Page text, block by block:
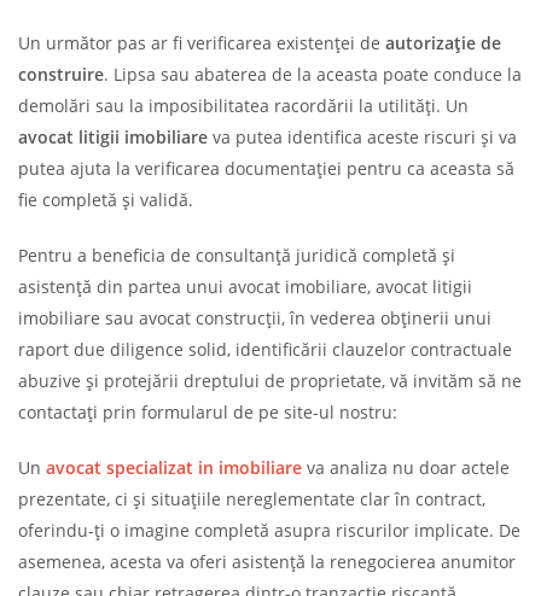
Un următor pas ar fi verificarea existenței de autorizație de
construire. Lipsa sau abaterea de la aceasta poate conduce la
demolări sau la imposibilitatea racordării la utilități. Un
avocat litigii imobiliare va putea identifica aceste riscuri și va
putea ajuta la verificarea documentației pentru ca aceasta să
fie completă și validă.
Pentru a beneficia de consultanță juridică completă și
asistență din partea unui avocat imobiliare, avocat litigii
imobiliare sau avocat construcții, în vederea obținerii unui
raport due diligence solid, identificării clauzelor contractuale
abuzive și protejării dreptului de proprietate, vă invităm să ne
contactați prin formularul de pe site-ul nostru:
Un avocat specializat in imobiliare va analiza nu doar actele
prezentate, ci și situațiile nereglementate clar în contract,
oferindu-ți o imagine completă asupra riscurilor implicate. De
asemenea, acesta va oferi asistență la renegocierea anumitor